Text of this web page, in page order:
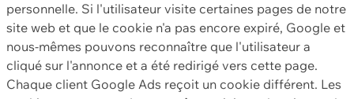
personnelle. Si l'utilisateur visite certaines pages de notre
site web et que le cookie n'a pas encore expiré, Google et
nous-mêmes pouvons reconnaître que l'utilisateur a
cliqué sur l'annonce et a été redirigé vers cette page.
Chaque client Google Ads reçoit un cookie différent. Les